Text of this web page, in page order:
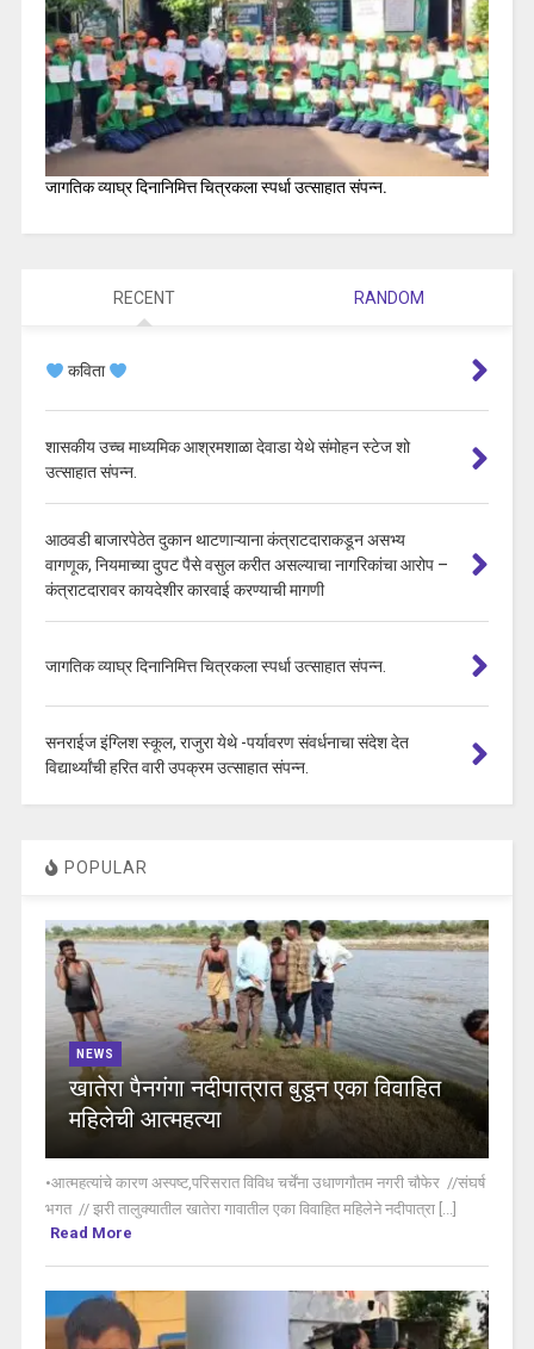
जागतिक व्याघ्र दिनानिमित्त चित्रकला स्पर्धा उत्साहात संपन्न.
RECENT RANDOM
कविता
शासकीय उच्च माध्यमिक आश्रमशाळा देवाडा येथे संमोहन स्टेज शो
उत्साहात संपन्न.
आठवडी बाजारपेठेत दुकान थाटणाऱ्याना कंत्राटदाराकडून असभ्य
वागणूक, नियमाच्या दुपट पैसे वसुल करीत असल्याचा नागरिकांचा आरोप –
कंत्राटदारावर कायदेशीर कारवाई करण्याची मागणी
जागतिक व्याघ्र दिनानिमित्त चित्रकला स्पर्धा उत्साहात संपन्न.
सनराईज इंग्लिश स्कूल, राजुरा येथे -पर्यावरण संवर्धनाचा संदेश देत
विद्यार्थ्यांची हरित वारी उपक्रम उत्साहात संपन्न.
POPULAR
NEWS
खातेरा पैनगंगा नदीपात्रात बुडून एका विवाहित
महिलेची आत्महत्या
•आत्महत्यांचे कारण अस्पष्ट,परिसरात विविध चर्चेंना उधाणगौतम नगरी चौफेर //संघर्ष
भगत // झरी तालुक्यातील खातेरा गावातील एका विवाहित महिलेने नदीपात्रा [...]
Read More